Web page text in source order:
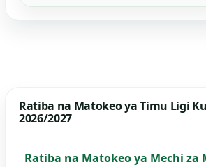
Ratiba na Matokeo ya Timu Ligi
2026/2027
Ratiba na Matokeo ya Mechi za